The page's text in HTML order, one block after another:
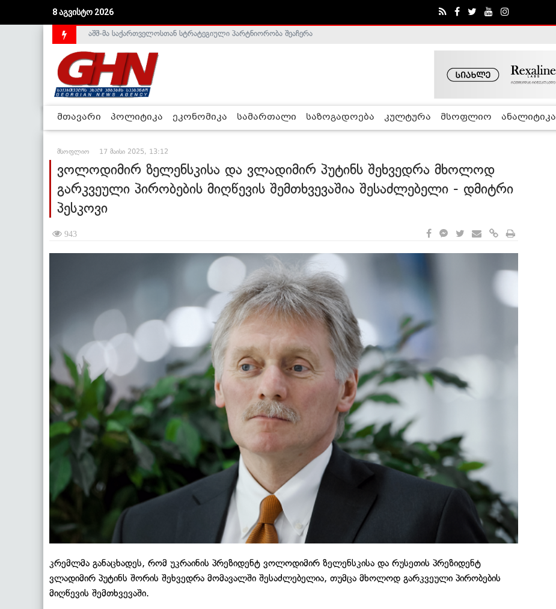
8 აგვისტო 2026
საქართველოს დე-ფაქტო მთავრობა არალეგიტიმურია - ჰელსინკის კომისია
მთავარი პოლიტიკა ეკონომიკა სამართალი საზოგადოება კულტურა მსოფლიო ანალიტიკა
მსოფლიო 17 მაისი 2025, 13:12
ვოლოდიმირ ზელენსკისა და ვლადიმირ პუტინს შეხვედრა მხოლოდ
გარკვეული პირობების მიღწევის შემთხვევაშია შესაძლებელი - დმიტრი
პესკოვი
943
კრემლმა განაცხადეს, რომ უკრაინის პრეზიდენტ ვოლოდიმირ ზელენსკისა და რუსეთის პრეზიდენტ
ვლადიმირ პუტინს შორის შეხვედრა მომავალში შესაძლებელია, თუმცა მხოლოდ გარკვეული პირობების
მიღწევის შემთხვევაში.